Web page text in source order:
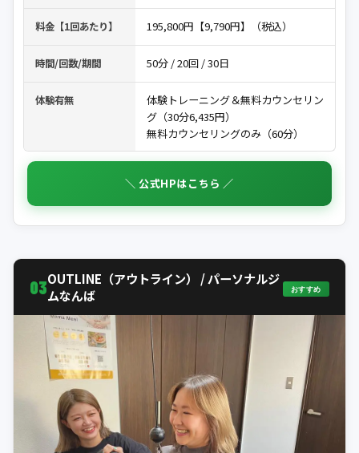
料金【1回あたり】 195,800円【9,790円】（税込）
時間/回数/期間 50分 / 20回 / 30日
体験有無
体験トレーニング＆無料カウンセリン
グ（30分6,435円）
無料カウンセリングのみ（60分）
＼ 公式HPはこちら ／
03OUTLINE（アウトライン） / パーソナルジ
ムなんば
おすすめ